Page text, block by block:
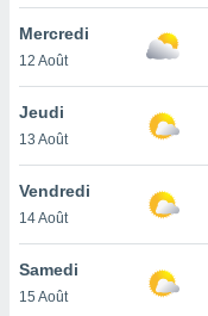
votre
à
en
le
Mercredi
12 Août
Jeudi
13 Août
Vendredi
14 Août
Samedi
15 Août